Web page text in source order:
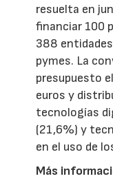
resuelta en
financiar 100
388
pymes. La
presupuesto
euros y
tecnologías
(21,6%) y
en el uso de
Más